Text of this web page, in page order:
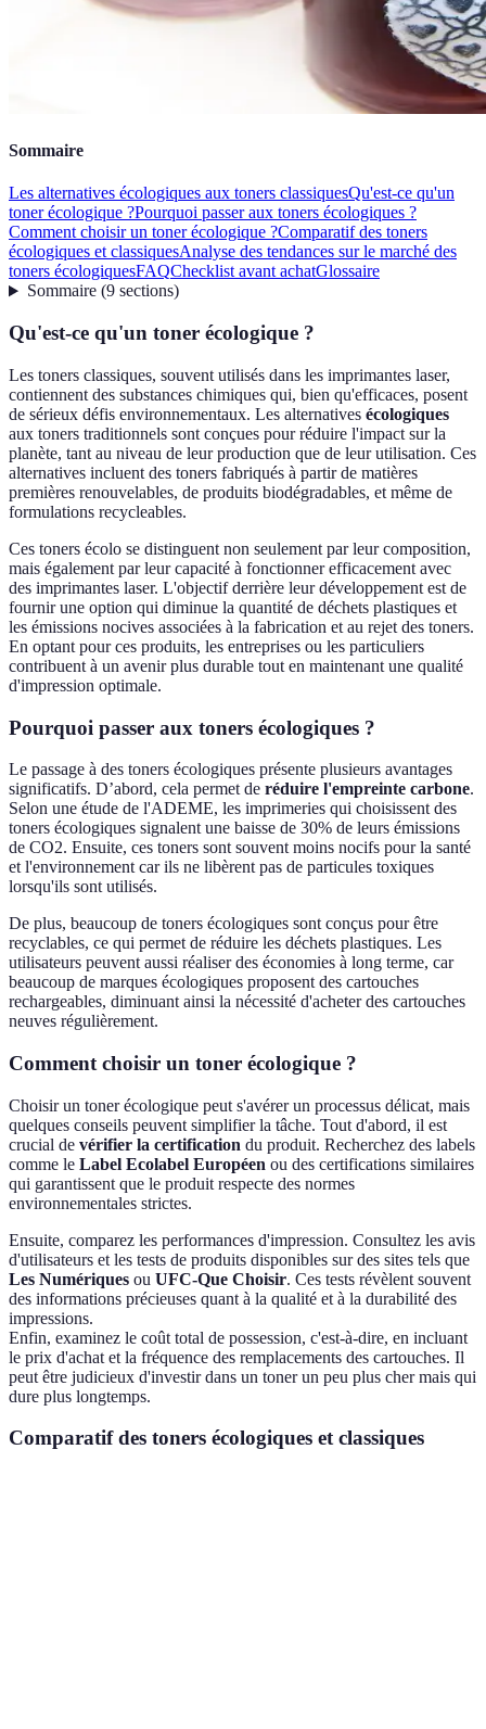
Sommaire
Les alternatives écologiques aux toners classiquesQu'est-ce qu'un
toner écologique ?Pourquoi passer aux toners écologiques ?
Comment choisir un toner écologique ?Comparatif des toners
écologiques et classiquesAnalyse des tendances sur le marché des
toners écologiquesFAQChecklist avant achatGlossaire
Sommaire(9 sections)
Qu'est-ce qu'un toner écologique ?
Les toners classiques, souvent utilisés dans les imprimantes laser,
contiennent des substances chimiques qui, bien qu'efficaces, posent
de sérieux défis environnementaux. Les alternatives écologiques
aux toners traditionnels sont conçues pour réduire l'impact sur la
planète, tant au niveau de leur production que de leur utilisation. Ces
alternatives incluent des toners fabriqués à partir de matières
premières renouvelables, de produits biodégradables, et même de
formulations recycleables.
Ces toners écolo se distinguent non seulement par leur composition,
mais également par leur capacité à fonctionner efficacement avec
des imprimantes laser. L'objectif derrière leur développement est de
fournir une option qui diminue la quantité de déchets plastiques et
les émissions nocives associées à la fabrication et au rejet des toners.
En optant pour ces produits, les entreprises ou les particuliers
contribuent à un avenir plus durable tout en maintenant une qualité
d'impression optimale.
Pourquoi passer aux toners écologiques ?
Le passage à des toners écologiques présente plusieurs avantages
significatifs. D’abord, cela permet de réduire l'empreinte carbone.
Selon une étude de l'ADEME, les imprimeries qui choisissent des
toners écologiques signalent une baisse de 30% de leurs émissions
de CO2. Ensuite, ces toners sont souvent moins nocifs pour la santé
et l'environnement car ils ne libèrent pas de particules toxiques
lorsqu'ils sont utilisés.
De plus, beaucoup de toners écologiques sont conçus pour être
recyclables, ce qui permet de réduire les déchets plastiques. Les
utilisateurs peuvent aussi réaliser des économies à long terme, car
beaucoup de marques écologiques proposent des cartouches
rechargeables, diminuant ainsi la nécessité d'acheter des cartouches
neuves régulièrement.
Comment choisir un toner écologique ?
Choisir un toner écologique peut s'avérer un processus délicat, mais
quelques conseils peuvent simplifier la tâche. Tout d'abord, il est
crucial de vérifier la certification du produit. Recherchez des labels
comme le Label Ecolabel Européen ou des certifications similaires
qui garantissent que le produit respecte des normes
environnementales strictes.
Ensuite, comparez les performances d'impression. Consultez les avis
d'utilisateurs et les tests de produits disponibles sur des sites tels que
Les Numériques ou UFC-Que Choisir. Ces tests révèlent souvent
des informations précieuses quant à la qualité et à la durabilité des
impressions.
Enfin, examinez le coût total de possession, c'est-à-dire, en incluant
le prix d'achat et la fréquence des remplacements des cartouches. Il
peut être judicieux d'investir dans un toner un peu plus cher mais qui
dure plus longtemps.
Comparatif des toners écologiques et classiques